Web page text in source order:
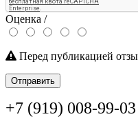
Оценка /
Перед публикацией
Отправить
+7 (919) 008-99-03